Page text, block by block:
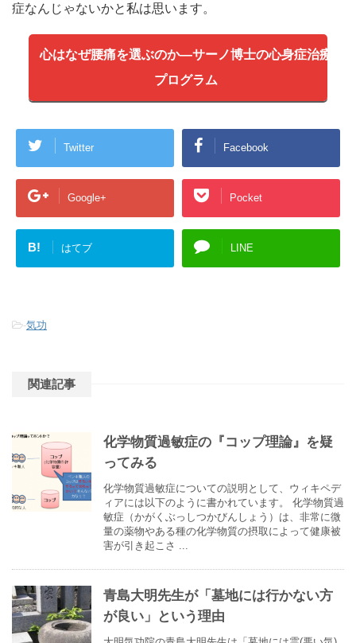
症なんじゃないかと私は思います。
心はなぜ腰痛を選ぶのか―サーノ博士の心身症治療
プログラム
Twitter Facebook
Google+ Pocket
B! はてブ LINE
-気功
関連記事
化学物質過敏症の『コップ理論』を疑
ってみる
化学物質過敏症についての説明として、ウィキペデ
ィアには以下のように書かれています。 化学物質過
敏症（かがくぶっしつかびんしょう）は、非常に微
量の薬物やある種の化学物質の摂取によって健康被
害が引き起こさ ...
青島大明先生が「墓地には行かない方
が良い」という理由